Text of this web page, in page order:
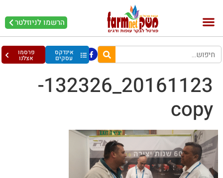
הרשמו לניוזלטר
אינדקס
עסקים
פרסמו
אצלנו
20161123_132326-
copy